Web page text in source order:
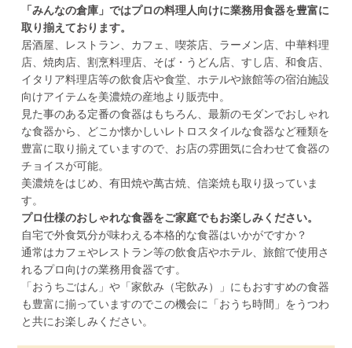
「みんなの倉庫」ではプロの料理人向けに業務用食器を豊富に
取り揃えております。
居酒屋、レストラン、カフェ、喫茶店、ラーメン店、中華料理
店、焼肉店、割烹料理店、そば・うどん店、すし店、和食店、
イタリア料理店等の飲食店や食堂、ホテルや旅館等の宿泊施設
向けアイテムを美濃焼の産地より販売中。
見た事のある定番の食器はもちろん、最新のモダンでおしゃれ
な食器から、どこか懐かしいレトロスタイルな食器など種類を
豊富に取り揃えていますので、お店の雰囲気に合わせて食器の
チョイスが可能。
美濃焼をはじめ、有田焼や萬古焼、信楽焼も取り扱っていま
す。
プロ仕様のおしゃれな食器をご家庭でもお楽しみください。
自宅で外食気分が味わえる本格的な食器はいかがですか？
通常はカフェやレストラン等の飲食店やホテル、旅館で使用さ
れるプロ向けの業務用食器です。
「おうちごはん」や「家飲み（宅飲み）」にもおすすめの食器
も豊富に揃っていますのでこの機会に「おうち時間」をうつわ
と共にお楽しみください。